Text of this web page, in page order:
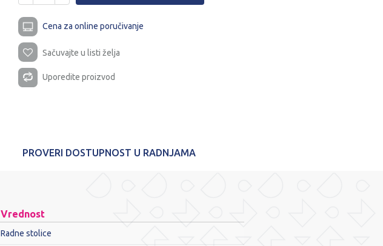
Cena za online poručivanje
Sačuvajte u listi želja
Uporedite proizvod
PROVERI DOSTUPNOST U RADNJAMA
Vrednost
Radne stolice